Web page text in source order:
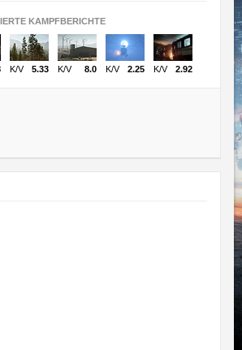
KAMPFBERICHTE
K/V 5.33 K/V 8.0 K/V 2.25 K/V 2.92